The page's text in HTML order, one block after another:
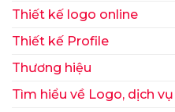
Thiết kế logo online
Thiết kế Profile
Thương hiệu
Tìm hiểu về Logo, dịch